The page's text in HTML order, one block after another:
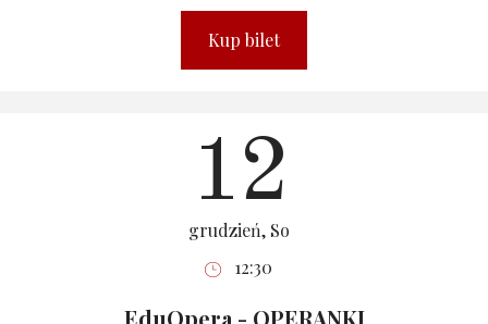
Kup bilet
12
grudzień, So
12:30
EduOpera - OPERANKI